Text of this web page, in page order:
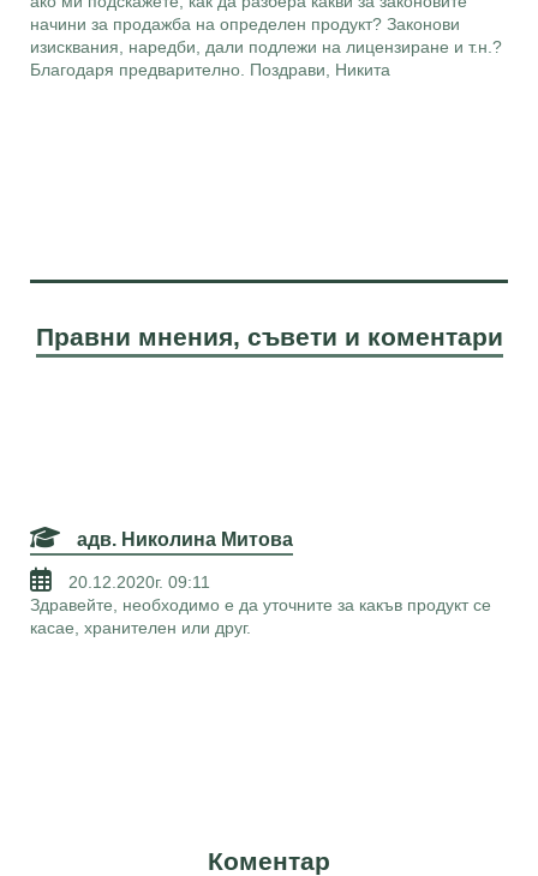
начини за продажба на определен продукт? Законови
изисквания, наредби, дали подлежи на лицензиране и т.н.?
Благодаря предварително. Поздрави, Никита
Правни мнения, съвети и коментари
адв. Николина Митова
20.12.2020г. 09:11
Здравейте, необходимо е да уточните за какъв продукт се
касае, хранителен или друг.
Коментар